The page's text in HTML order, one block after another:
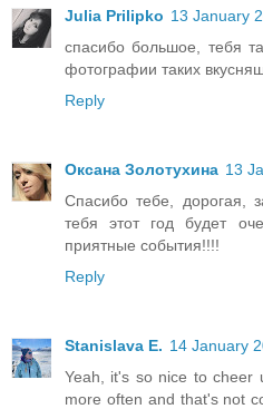
Julia Prilipko 13 January
спасибо большое, тебя
фотографии таких
Reply
Оксана Золотухина 13
Спасибо тебе, дорогая,
тебя этот год будет
приятные события!!!!
Reply
Stanislava E. 14 January
Yeah, it's so nice to cheer
more often and that's not